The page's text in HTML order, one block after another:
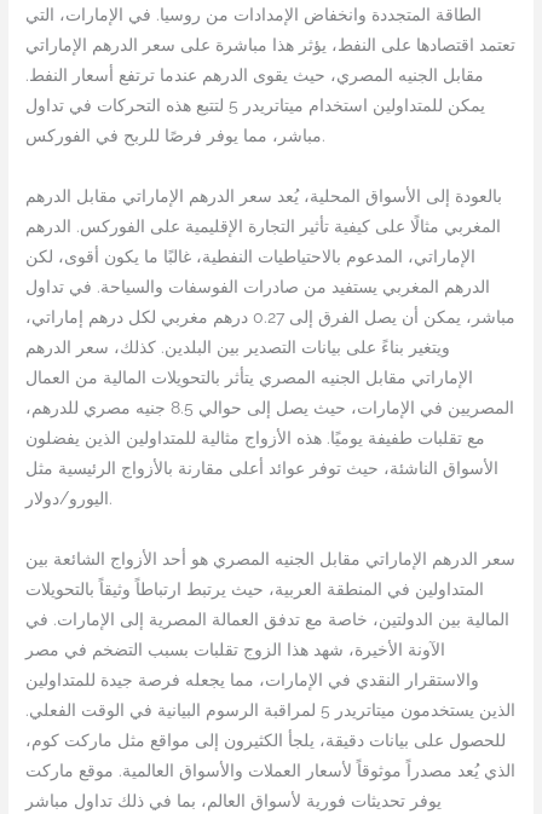
الطاقة المتجددة وانخفاض الإمدادات من روسيا. في الإمارات، التي
تعتمد اقتصادها على النفط، يؤثر هذا مباشرة على سعر الدرهم الإماراتي
مقابل الجنيه المصري، حيث يقوى الدرهم عندما ترتفع أسعار النفط.
يمكن للمتداولين استخدام ميتاتريدر 5 لتتبع هذه التحركات في تداول
مباشر، مما يوفر فرصًا للربح في الفوركس.
بالعودة إلى الأسواق المحلية، يُعد سعر الدرهم الإماراتي مقابل الدرهم
المغربي مثالًا على كيفية تأثير التجارة الإقليمية على الفوركس. الدرهم
الإماراتي، المدعوم بالاحتياطيات النفطية، غالبًا ما يكون أقوى، لكن
الدرهم المغربي يستفيد من صادرات الفوسفات والسياحة. في تداول
مباشر، يمكن أن يصل الفرق إلى 0.27 درهم مغربي لكل درهم إماراتي،
ويتغير بناءً على بيانات التصدير بين البلدين. كذلك، سعر الدرهم
الإماراتي مقابل الجنيه المصري يتأثر بالتحويلات المالية من العمال
المصريين في الإمارات، حيث يصل إلى حوالي 8.5 جنيه مصري للدرهم،
مع تقلبات طفيفة يوميًا. هذه الأزواج مثالية للمتداولين الذين يفضلون
الأسواق الناشئة، حيث توفر عوائد أعلى مقارنة بالأزواج الرئيسية مثل
اليورو/دولار.
سعر الدرهم الإماراتي مقابل الجنيه المصري هو أحد الأزواج الشائعة بين
المتداولين في المنطقة العربية، حيث يرتبط ارتباطاً وثيقاً بالتحويلات
المالية بين الدولتين، خاصة مع تدفق العمالة المصرية إلى الإمارات. في
الآونة الأخيرة، شهد هذا الزوج تقلبات بسبب التضخم في مصر
والاستقرار النقدي في الإمارات، مما يجعله فرصة جيدة للمتداولين
الذين يستخدمون ميتاتريدر 5 لمراقبة الرسوم البيانية في الوقت الفعلي.
للحصول على بيانات دقيقة، يلجأ الكثيرون إلى مواقع مثل ماركت كوم،
الذي يُعد مصدراً موثوقاً لأسعار العملات والأسواق العالمية. موقع ماركت
يوفر تحديثات فورية لأسواق العالم، بما في ذلك تداول مباشر